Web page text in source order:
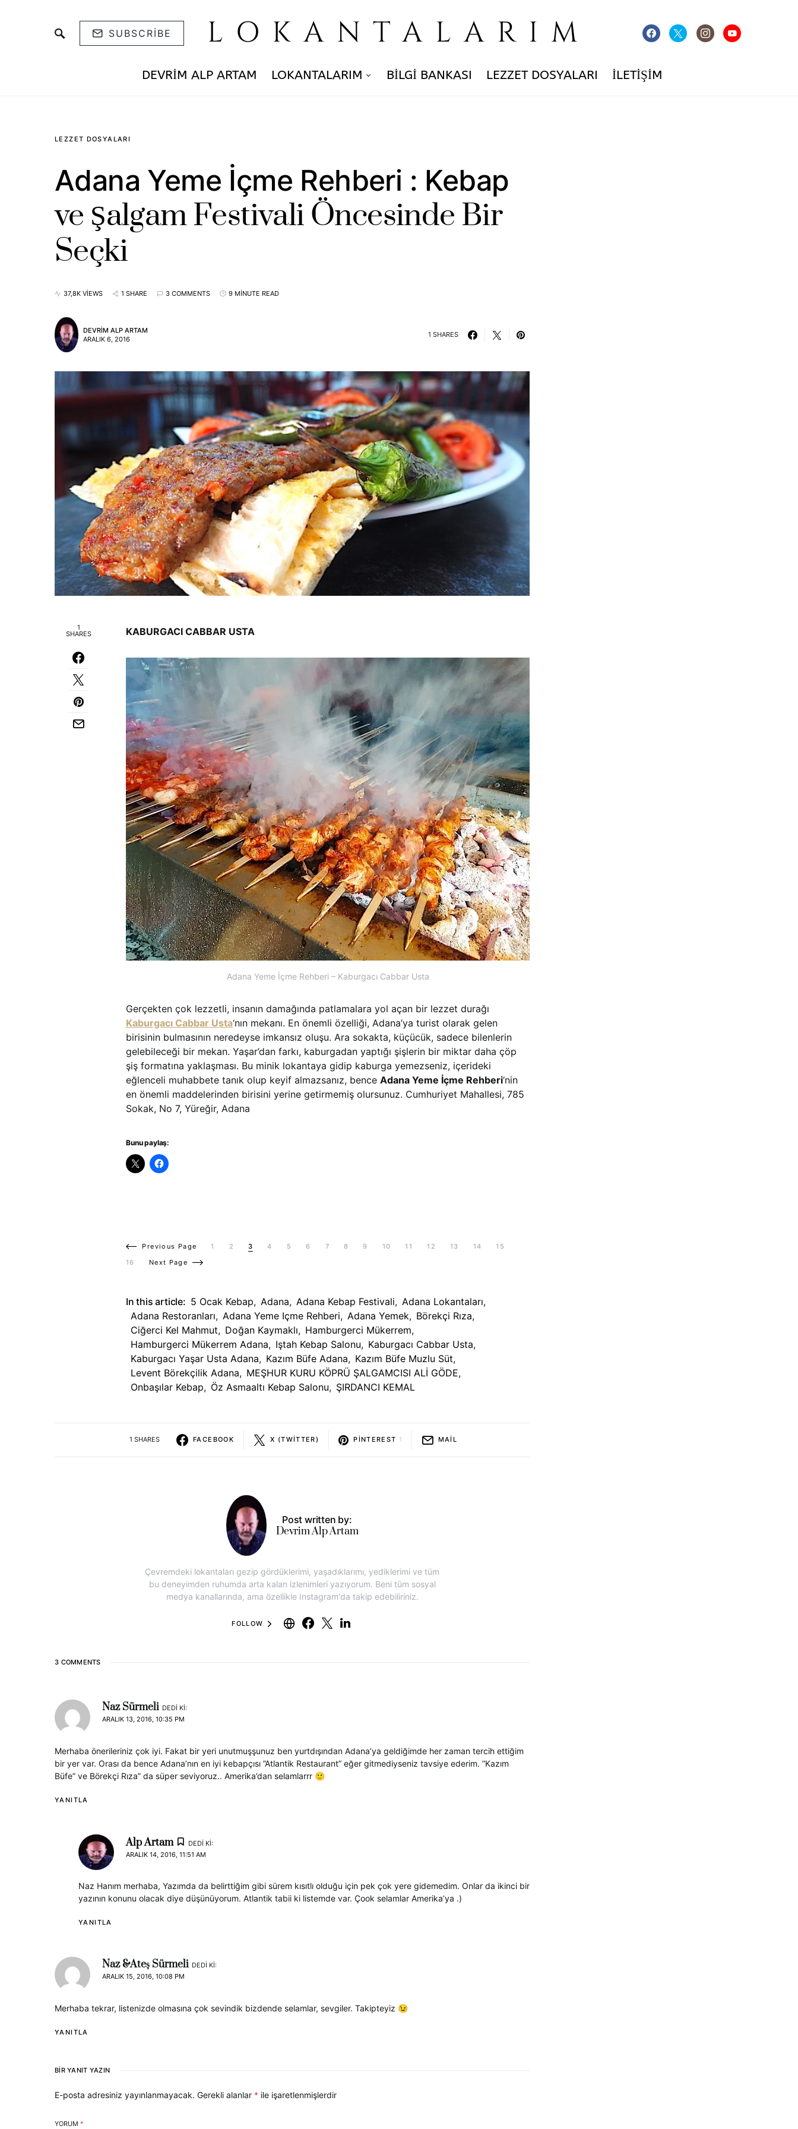
SUBSCRIBE LOKANTALARIM
DEVRIM ALP ARTAM LOKANTALARIM BILGI BANKASI LEZZET DOSYALARI İLETIŞIM
LEZZET DOSYALARI
Adana Yeme İçme Rehberi : Kebap
ve Şalgam Festivali Öncesinde Bir
Seçki
37,8K VIEWS 1 SHARE 3 COMMENTS 9 MINUTE READ
DEVRIM ALP ARTAM
ARALIK 6, 2016
1 SHARES
1
SHARES KABURGACI CABBAR USTA
Adana Yeme İçme Rehberi – Kaburgacı Cabbar Usta
Gerçekten çok lezzetli, insanın damağında patlamalara yol açan bir lezzet durağı
Kaburgacı Cabbar Usta‘nın mekanı. En önemli özelliği, Adana’ya turist olarak gelen
birisinin bulmasının neredeyse imkansız oluşu. Ara sokakta, küçücük, sadece bilenlerin
gelebileceği bir mekan. Yaşar’dan farkı, kaburgadan yaptığı şişlerin bir miktar daha çöp
şiş formatına yaklaşması. Bu minik lokantaya gidip kaburga yemezseniz, içerideki
eğlenceli muhabbete tanık olup keyif almazsanız, bence Adana Yeme İçme Rehberi‘nin
en önemli maddelerinden birisini yerine getirmemiş olursunuz. Cumhuriyet Mahallesi, 785
Sokak, No 7, Yüreğir, Adana
Bunu paylaş:
Previous Page 1 2 3 4 5 6 7 8 9 10 11 12 13 14
15
16
Next Page
In this article: 5 Ocak Kebap, Adana, Adana Kebap Festivali, Adana Lokantaları,
Adana Restoranları, Adana Yeme Içme Rehberi, Adana Yemek, Börekçi Rıza,
Ciğerci Kel Mahmut, Doğan Kaymaklı, Hamburgerci Mükerrem,
Hamburgerci Mükerrem Adana, Iştah Kebap Salonu, Kaburgacı Cabbar Usta,
Kaburgacı Yaşar Usta Adana, Kazım Büfe Adana, Kazım Büfe Muzlu Süt,
Levent Börekçilik Adana, MEŞHUR KURU KÖPRÜ ŞALGAMCISI ALİ GÖDE,
Onbaşılar Kebap, Öz Asmaaltı Kebap Salonu, ŞIRDANCI KEMAL
1 SHARES FACEBOOK X (TWITTER) PINTEREST 1 MAIL
Post written by:
Devrim Alp Artam
Çevremdeki lokantaları gezip gördüklerimi, yaşadıklarımı, yediklerimi ve tüm
bu deneyimden ruhumda arta kalan izlenimleri yazıyorum. Beni tüm sosyal
medya kanallarında, ama özellikle Instagram'da takip edebiliriniz.
FOLLOW
3 COMMENTS
Naz Sürmeli DEDI KI:
ARALIK 13, 2016, 10:35 PM
Merhaba önerileriniz çok iyi. Fakat bir yeri unutmuşşunuz ben yurtdışından Adana’ya geldiğimde her zaman tercih ettiğim
bir yer var. Orası da bence Adana’nın en iyi kebapçısı ”Atlantik Restaurant” eğer gitmediyseniz tavsiye ederim. ”Kazım
Büfe” ve Börekçi Rıza” da süper seviyoruz.. Amerika’dan selamlarrr 🙂
YANITLA
Alp Artam
DEDI KI:
ARALIK 14, 2016, 11:51 AM
Naz Hanım merhaba, Yazımda da belirttiğim gibi sürem kısıtlı olduğu için pek çok yere gidemedim. Onlar da ikinci bir
yazının konunu olacak diye düşünüyorum. Atlantik tabii ki listemde var. Çook selamlar Amerika’ya .)
YANITLA
Naz &Ateş Sürmeli DEDI KI:
ARALIK 15, 2016, 10:08 PM
Merhaba tekrar, listenizde olmasına çok sevindik bizdende selamlar, sevgiler. Takipteyiz 😉
YANITLA
BIR YANIT YAZIN
E-posta adresiniz yayınlanmayacak. Gerekli alanlar * ile işaretlenmişlerdir
YORUM *